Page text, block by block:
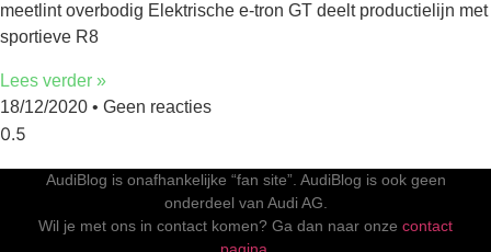
meetlint overbodig Elektrische e-tron GT deelt productielijn met
sportieve R8
Lees verder »
18/12/2020
Geen reacties
AudiBlog is onafhankelijke “fan site”. AudiBlog is ook geen
onderdeel van Audi AG.
Wil je met ons in contact komen? Ga dan naar onze contact
pagina.